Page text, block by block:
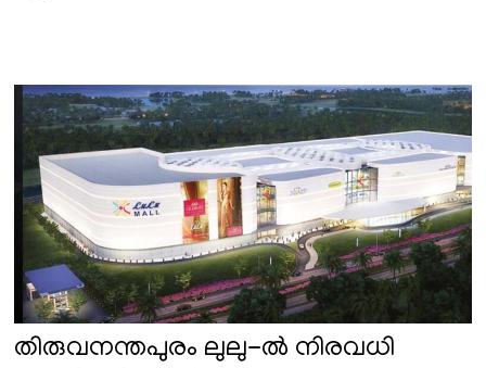
തിരുവനന്തപുരം ലുലു-ൽ നിരവധി